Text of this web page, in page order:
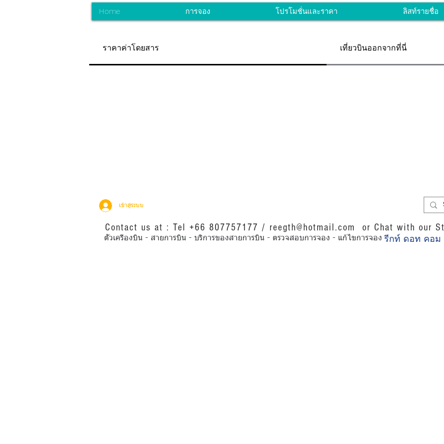
Home การจอง โปรโมชั่นและราคา ลิสท์รายชื่อ
ราคาค่าโดยสาร เที่ยวบินออกจากที่นี่
เข้าสู่ระบบ
Contact us at : Tel +66 807757177 / reegth@hotmail.com or Chat with our
ตั๋วเครื่องบิน - สายการบิน - บริการของสายการบิน - ตรวจสอบการจอง - แก้ไขการจอง รีกท์ ดอท คอม